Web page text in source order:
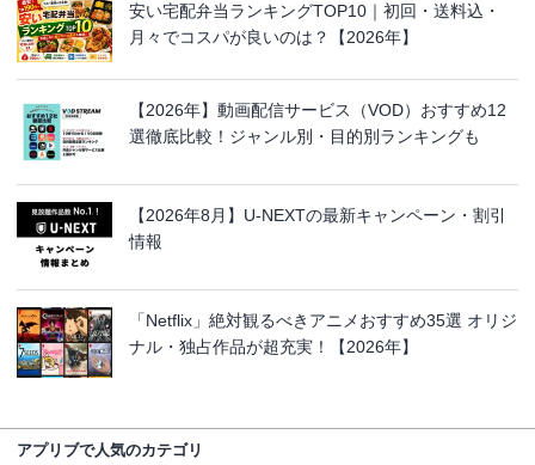
安い宅配弁当ランキングTOP10｜初回・送料込・
月々でコスパが良いのは？【2026年】
【2026年】動画配信サービス（VOD）おすすめ12
選徹底比較！ジャンル別・目的別ランキングも
【2026年8月】U-NEXTの最新キャンペーン・割引
情報
「Netflix」絶対観るべきアニメおすすめ35選 オリジ
ナル・独占作品が超充実！【2026年】
アプリブで人気のカテゴリ